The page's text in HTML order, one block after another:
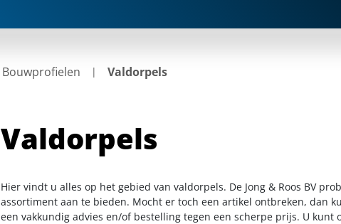
Bouwprofielen Valdorpels
Valdorpels
Hier vindt u alles op het gebied van valdorpels. De Jong & Roos BV
assortiment aan te bieden. Mocht er toch een artikel ontbreken, dan
een vakkundig advies en/of bestelling tegen een scherpe prijs. U kunt